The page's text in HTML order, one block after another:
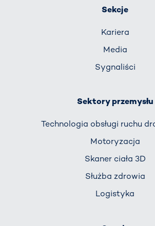
Sekcje
Kariera
Media
Sygnaliści
Sektory przemysłu
Technologia obsługi ruchu
Motoryzacja
Skaner ciała 3D
Służba zdrowia
Logistyka